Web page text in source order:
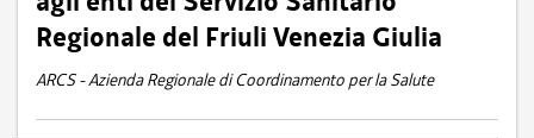
Regionale del Friuli Venezia Giulia
ARCS - Azienda Regionale di Coordinamento per la Salute